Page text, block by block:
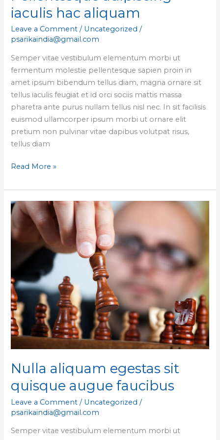
iaculis hac aliquam
Leave a Comment / Uncategorized /
psarikaindia@gmail.com
Semper vitae vestibulum elementum morbi ut
fermentum molestie pellentesque sapien proin in
amet ipsum bibendum tellus diam, magna ornare sit
tellus iaculis feugiat et id orci sociis mattis massa
pharetra ante purus nullam tellus nisl nec. In sit facilisis
euismod ullamcorper ipsum morbi ut ornare elit
pretium non pulvinar vitae dapibus volutpat risus,
tellus diam
Read More »
Nulla aliquam egestas sit
quisque augue faucibus
Leave a Comment / Uncategorized /
psarikaindia@gmail.com
Semper vitae vestibulum elementum morbi ut
Nulla
aliquam
egestas
sit
quisque
augue
faucibus